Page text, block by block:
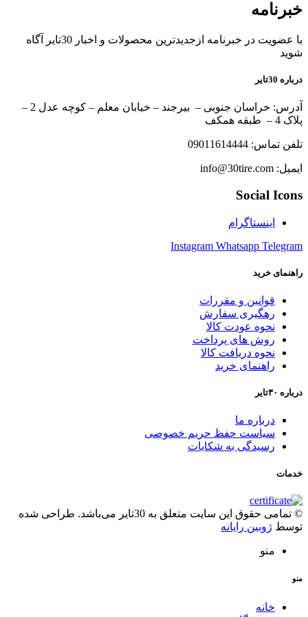
خبرنامه
با عضویت در خبرنامه ازجدیدترین محصولات و اخبار 30تایر آگاه
شوید
درباره 30تایر
آدرس: خراسان جنوبی – بیرجند – خیابان معلم – کوچه عدل 2 –
پلاک 4 – طبقه همکف
تلفن تماس: 09011614444
ایمیل: info@30tire.com
Social Icons
اینستاگرام
Instagram Whatsapp Telegram
راهنمای خرید
قوانین و مقررات
رهگیری سفارش
نحوه عودت کالا
روش های پرداخت
نحوه دریافت کالا
راهنمای خرید
درباره ۳۰تایر
درباره ما
سیاست حفظ حریم خصوصی
رسیدگی به شکایات
خدمات
© تمامی حقوق این سایت متعلق به 30تایر می‌باشد. طراحی شده
توسط ژوبین رایانه
منو
منو
خانه